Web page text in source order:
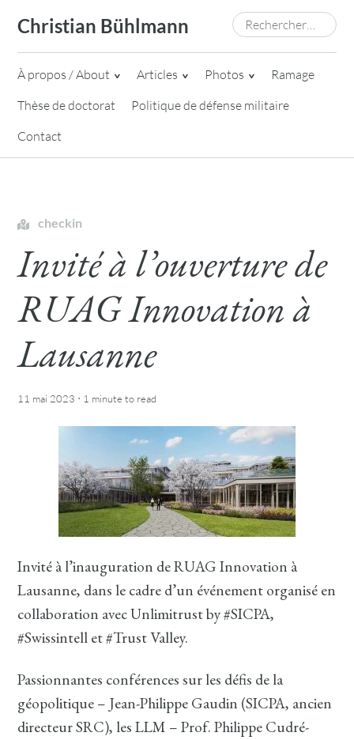
content
Christian Bühlmann Rechercher :
À propos / About Articles Photos
Ramage
Thèse de doctorat
Politique de défense militaire
Contact
checkin
Invité à l’ouverture de
RUAG Innovation à
Lausanne
11 mai 2023 · 1 minute to read
Invité à l’inauguration de RUAG Innovation à
Lausanne, dans le cadre d’un événement organisé en
collaboration avec Unlimitrust by #SICPA,
#Swissintell et #Trust Valley.
Passionnantes conférences sur les défis de la
géopolitique – Jean-Philippe Gaudin (SICPA, ancien
directeur SRC), les LLM – Prof. Philippe Cudré-